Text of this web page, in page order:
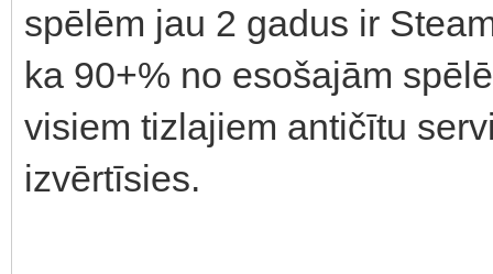
spēlēm jau 2 gadus ir
ka 90+% no esošajām
visiem tizlajiem antičītu
izvērtīsies.